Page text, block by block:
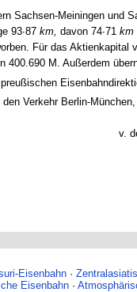
Sachsen-Meiningen und
93∙87 km, davon 74∙71 km
Für das Aktienkapital
400.690 M. Außerdem
Verkehr Berlin-München,
v.
Eisenbahn ·
Eisenbahn·